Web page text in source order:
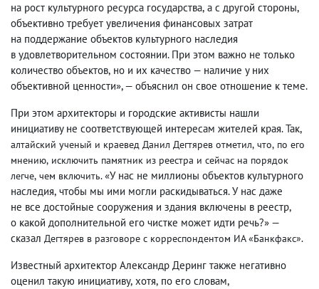
на рост культурного ресурса государства, а с другой стороны,
объективно требует увеличения финансовых затрат
на поддержание объектов культурного наследия
в удовлетворительном состоянии. При этом важно не только
количество объектов, но и их качество — наличие у них
объективной ценности», — объяснил он свое отношение к теме.
При этом архитекторы и городские активисты нашли
инициативу не соответствующей интересам жителей края. Так,
алтайский ученый и краевед Данил Дегтярев отметил, что, по его
мнению, исключить памятник из реестра и сейчас на порядок
легче, чем включить.«У нас не миллионы объектов культурного
наследия, чтобы мы ими могли раскидываться. У нас даже
не все достойные сооружения и здания включены в реестр,
о какой дополнительной его чистке может идти речь?» —
сказал Дегтярев в разговоре с корреспондентом ИА «Банкфакс».
Известный архитектор Александр Деринг также негативно
оценил такую инициативу, хотя, по его словам,